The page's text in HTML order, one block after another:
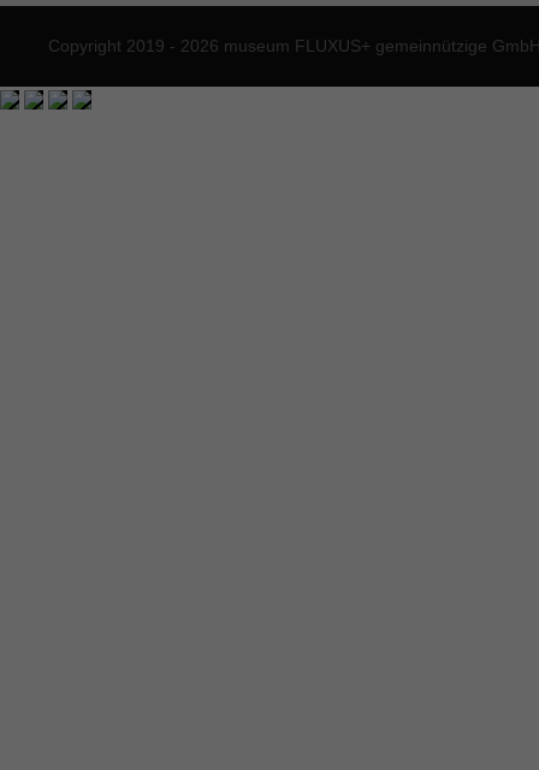
Copyright 2019 - 2026 museum FLUXUS+ gemeinnützige